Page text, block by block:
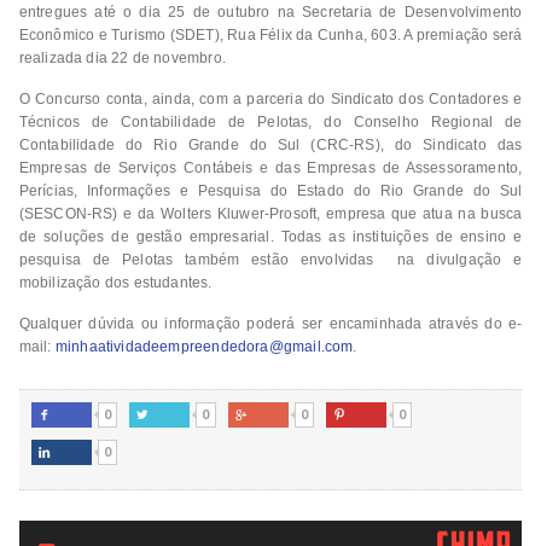
entregues até o dia 25 de outubro na Secretaria de Desenvolvimento
Econômico e Turismo (SDET), Rua Félix da Cunha, 603. A premiação será
realizada dia 22 de novembro.
O Concurso conta, ainda, com a parceria do Sindicato dos Contadores e
Técnicos de Contabilidade de Pelotas, do Conselho Regional de
Contabilidade do Rio Grande do Sul (CRC-RS), do Sindicato das
Empresas de Serviços Contábeis e das Empresas de Assessoramento,
Perícias, Informações e Pesquisa do Estado do Rio Grande do Sul
(SESCON-RS) e da Wolters Kluwer-Prosoft, empresa que atua na busca
de soluções de gestão empresarial. Todas as instituições de ensino e
pesquisa de Pelotas também estão envolvidas na divulgação e
mobilização dos estudantes.
Qualquer dúvida ou informação poderá ser encaminhada através do e-
mail: minhaatividadeempreendedora@gmail.com.
 0  0  0  0
 0